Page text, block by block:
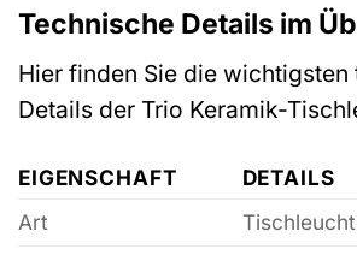
Technische Details im
Hier finden Sie die wichtigsten
Details der Trio Keramik-
EIGENSCHAFT
DETAILS
Art